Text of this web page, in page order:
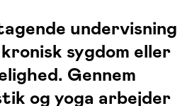
undervisning
sygdom eller
Gennem
og yoga arbejder